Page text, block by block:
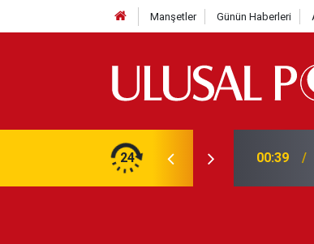
Manşetler Günün Haberleri
24 00:39